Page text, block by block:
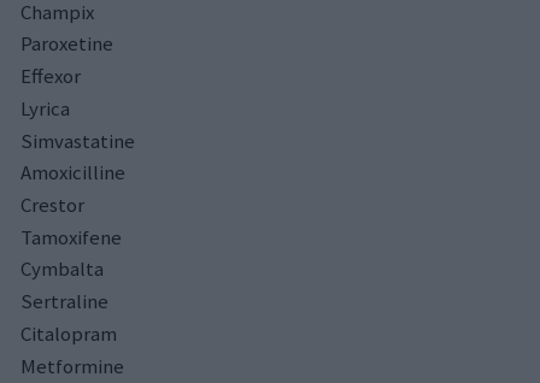
Champix
Paroxetine
Effexor
Lyrica
Simvastatine
Amoxicilline
Crestor
Tamoxifene
Cymbalta
Sertraline
Citalopram
Metformine